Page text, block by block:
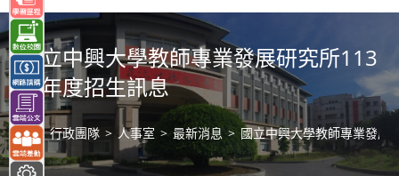
內
容 國立中興大學教師專業發展研究所113
學年度招生訊息
> 行政團隊 > 人事室 > 最新消息 > 國立中興大學教師專業發展